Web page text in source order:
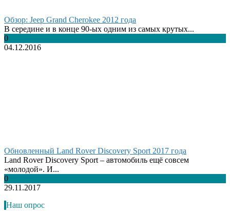
Обзор: Jeep Grand Cherokee 2012 года
В середине и в конце 90-ых одним из самых крутых...
0
04.12.2016
Обновленный Land Rover Discovery Sport 2017 года
Land Rover Discovery Sport – автомобиль ещё совсем
«молодой». И...
0
29.11.2017
Наш опрос